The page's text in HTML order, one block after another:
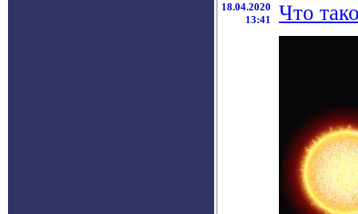
18.04.2020
13:41
Что